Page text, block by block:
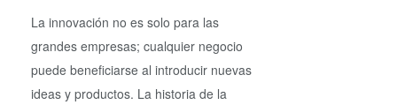
La innovación no es solo para las
grandes empresas; cualquier negocio
puede beneficiarse al introducir nuevas
ideas y productos. La historia de la